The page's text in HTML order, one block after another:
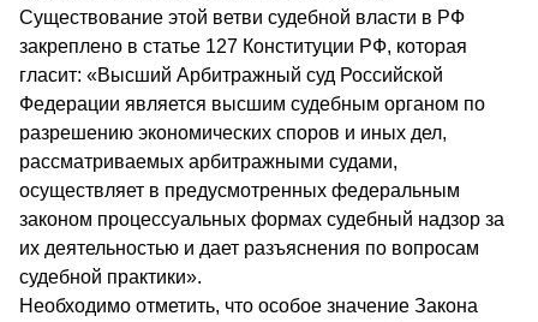
Существование этой ветви судебной власти в РФ
закреплено в статье 127 Конституции РФ, которая
гласит: «Высший Арбитражный суд Российской
Федерации является высшим судебным органом по
разрешению экономических споров и иных дел,
рассматриваемых арбитражными судами,
осуществляет в предусмотренных федеральным
законом процессуальных формах судебный надзор за
их деятельностью и дает разъяснения по вопросам
судебной практики».
Необходимо отметить, что особое значение Закона